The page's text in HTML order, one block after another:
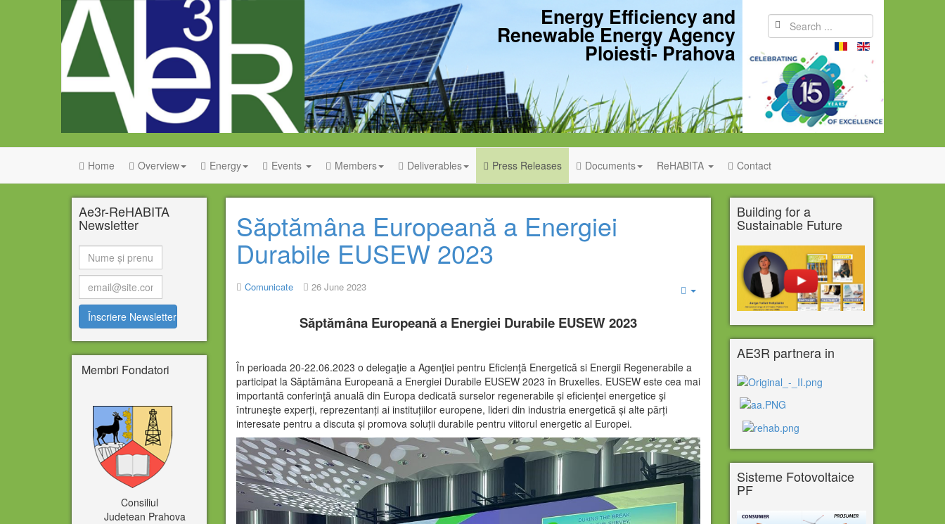
Energy Efficiency and
Renewable Energy Agency
Ploiesti- Prahova
Home Overview Energy Events Members Deliverables Press Releases Documents ReHABITA Contact
Săptămâna Europeană a Energiei
Durabile EUSEW 2023
Comunicate 26 June 2023
Săptămâna Europeană a Energiei Durabile EUSEW 2023
În perioada 20-22.06.2023 o delegaţie a Agenţiei pentru Eficienţă Energetică si Energii Regenerabile a
participat la Săptămâna Europeană a Energiei Durabile EUSEW 2023 în Bruxelles. EUSEW este cea mai
importantă conferinţă anuală din Europa dedicată surselor regenerabile și eficienței energetice şi
întruneşte experți, reprezentanți ai instituțiilor europene, lideri din industria energetică și alte părți
interesate pentru a discuta și promova soluții durabile pentru viitorul energetic al Europei.
Ae3r-ReHABITA
Newsletter
Membri Fondatori
Consiliul
Judetean Prahova
Building for a
Sustainable Future
AE3R partnera in
Sisteme Fotovoltaice
PF